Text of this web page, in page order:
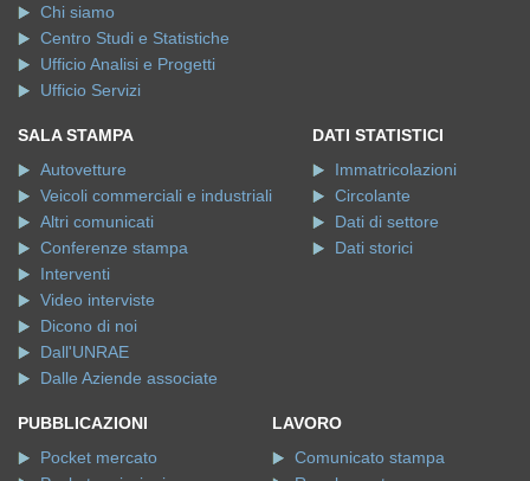
Chi siamo
Centro Studi e Statistiche
Ufficio Analisi e Progetti
Ufficio Servizi
SALA STAMPA
Autovetture
Veicoli commerciali e industriali
Altri comunicati
Conferenze stampa
Interventi
Video interviste
Dicono di noi
Dall'UNRAE
Dalle Aziende associate
DATI STATISTICI
Immatricolazioni
Circolante
Dati di settore
Dati storici
PUBBLICAZIONI
Pocket mercato
LAVORO
Comunicato stampa